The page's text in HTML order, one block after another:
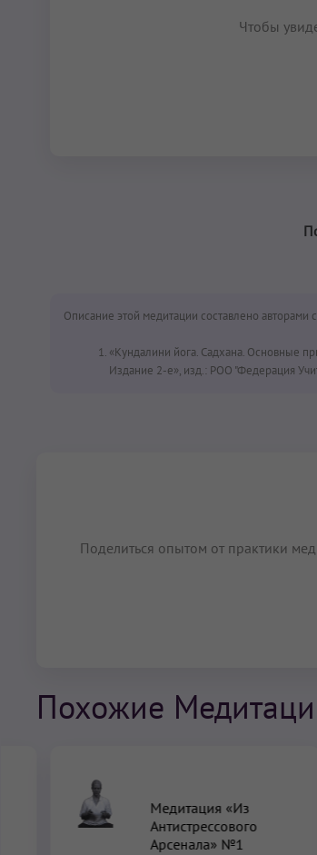
Чтобы
Описание этой медитации составлено авторами
«Кундалини йога. Садхана. Основные
Издание 2-е», изд.: РОО "Федерация
Поделиться опытом от практики
Похожие
Медитация «Из
Антистрессового
Арсенала» №1